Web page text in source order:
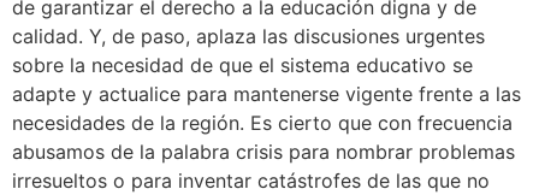
de garantizar el derecho a la educación digna y de
calidad. Y, de paso, aplaza las discusiones urgentes
sobre la necesidad de que el sistema educativo se
adapte y actualice para mantenerse vigente frente a las
necesidades de la región. Es cierto que con frecuencia
abusamos de la palabra crisis para nombrar problemas
irresueltos o para inventar catástrofes de las que no